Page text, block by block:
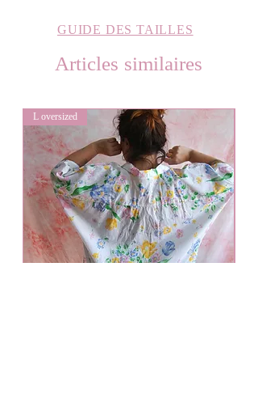
GUIDE DES TAILLES
Articles similaires
L oversized